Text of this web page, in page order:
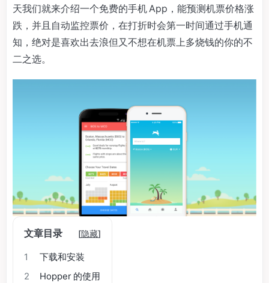
天我们就来介绍一个免费的手机 App，能预测机票价格涨
跌，并且自动监控票价，在打折时会第一时间通过手机通
知，绝对是喜欢出去浪但又不想在机票上多烧钱的你的不
二之选。
文章目录 [隐藏]
1
下载和安装
2
Hopper 的使用